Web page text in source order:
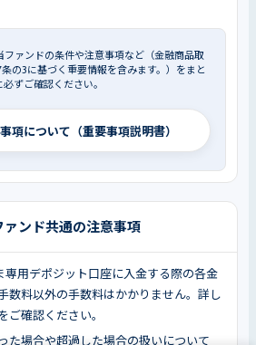
ファンドの条件や注意事項など（金融商品取
の3に基づく重要情報を含みます。）をまと
ずご確認ください。
項について（重要事項説明書）
ンド共通の注意事項
専用デポジット口座に入金する際の各金
数料以外の手数料はかかりません。詳し
ご確認ください。
た場合や超過した場合の扱いについて